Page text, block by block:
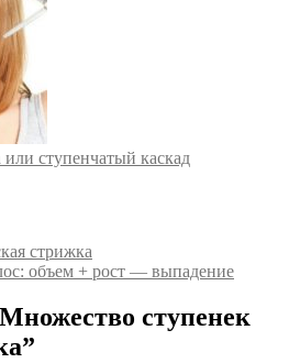
или ступенчатый каскад
стрижка
объем + рост — выпадение
Множество ступенек
”